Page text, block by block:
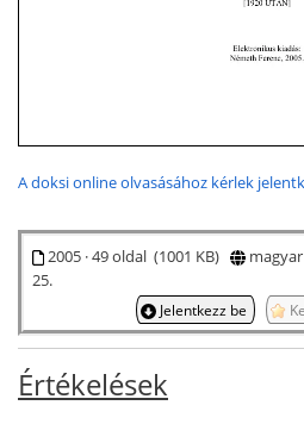
A doksi online olvasásához kérlek
2005 · 49 oldal (1001 KB) magyar
25.
Jelentkezz be
Értékelések